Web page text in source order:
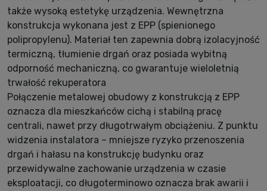
także wysoką estetykę urządzenia. Wewnętrzna
konstrukcja wykonana jest z EPP (spienionego
polipropylenu). Materiał ten zapewnia dobrą izolacyjność
termiczną, tłumienie drgań oraz posiada wybitną
odporność mechaniczną, co gwarantuje wieloletnią
trwałość rekuperatora
Połączenie metalowej obudowy z konstrukcją z EPP
oznacza dla mieszkańców cichą i stabilną pracę
centrali, nawet przy długotrwałym obciążeniu. Z punktu
widzenia instalatora – mniejsze ryzyko przenoszenia
drgań i hałasu na konstrukcję budynku oraz
przewidywalne zachowanie urządzenia w czasie
eksploatacji, co długoterminowo oznacza brak awarii i